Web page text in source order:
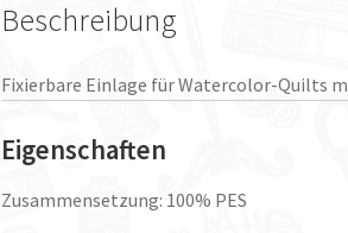
Beschreibung
Fixierbare Einlage für Watercolor-Quilts
Eigenschaften
Zusammensetzung: 100% PES